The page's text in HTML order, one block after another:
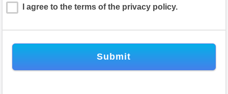
Service of “Payvent” and “Payvent Hub” (hereinafter referred to as “this Site”)
(hereinafter referred to as “this Service”) is operated using the platform provided
Terms of Service for events (hereinafter referred to as “these Terms”).
These Terms define the providing condition of This Service and the relationship of
I agree to the terms of the privacy policy.